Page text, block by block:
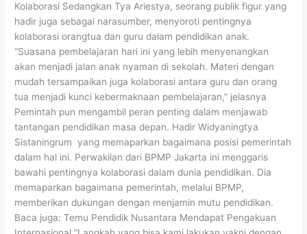
Kolaborasi Sedangkan Tya Ariestya, seorang publik figur yang
hadir juga sebagai narasumber, menyoroti pentingnya
kolaborasi orangtua dan guru dalam pendidikan anak.
“Suasana pembelajaran hari ini yang lebih menyenangkan
akan menjadi jalan anak nyaman di sekolah. Materi dengan
mudah tersampaikan juga kolaborasi antara guru dan orang
tua menjadi kunci kebermaknaan pembelajaran,” jelasnya
Pemintah pun mengambil peran penting dalam menjawab
tantangan pendidikan masa depan. Hadir Widyaningtya
Sistaningrum yang memaparkan bagaimana posisi pemerintah
dalam hal ini. Perwakilan dari BPMP Jakarta ini menggaris
bawahi pentingnya kolaborasi dalam dunia pendidikan. Dia
memaparkan bagaimana pemerintah, melalui BPMP,
memberikan dukungan dengan menjamin mutu pendidikan.
Baca juga: Temu Pendidik Nusantara Mendapat Pengakuan